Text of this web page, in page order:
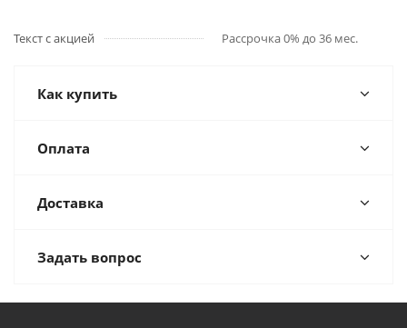
Текст с акцией Рассрочка 0% до 36 мес.
Как купить
Оплата
Доставка
Задать вопрос